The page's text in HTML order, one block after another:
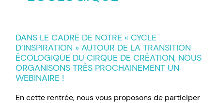
DANS LE CADRE DE NOTRE « CYCLE
D’INSPIRATION » AUTOUR DE LA TRANSITION
ÉCOLOGIQUE DU CIRQUE DE CRÉATION, NOUS
ORGANISONS TRÈS PROCHAINEMENT UN
WEBINAIRE !
En cette rentrée, nous vous proposons de participer